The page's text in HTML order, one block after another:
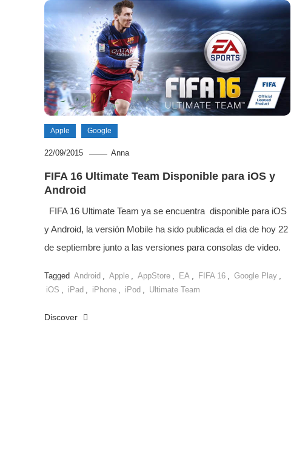
Apple Google
22/09/2015 Anna
FIFA 16 Ultimate Team Disponible para iOS y
Android
FIFA 16 Ultimate Team ya se encuentra disponible para iOS
y Android, la versión Mobile ha sido publicada el dia de hoy 22
de septiembre junto a las versiones para consolas de video.
Tagged Android , Apple , AppStore , EA , FIFA 16 , Google Play ,
iOS , iPad , iPhone , iPod , Ultimate Team
Discover